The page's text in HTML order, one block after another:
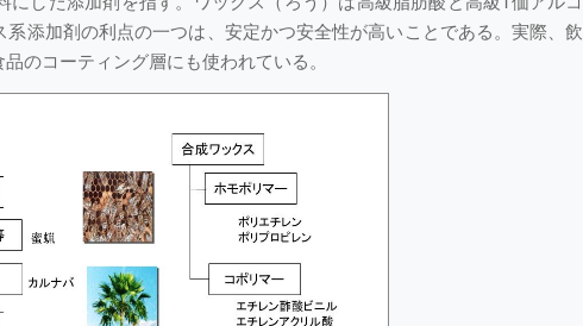
添加剤の利点の一つは、安定かつ安全性が高いことである。実際、
のコーティング層にも使われている。